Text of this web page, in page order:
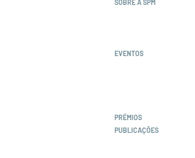
SOBRE A SPM
EVENTOS
PRÉMIOS
PUBLICAÇÕES